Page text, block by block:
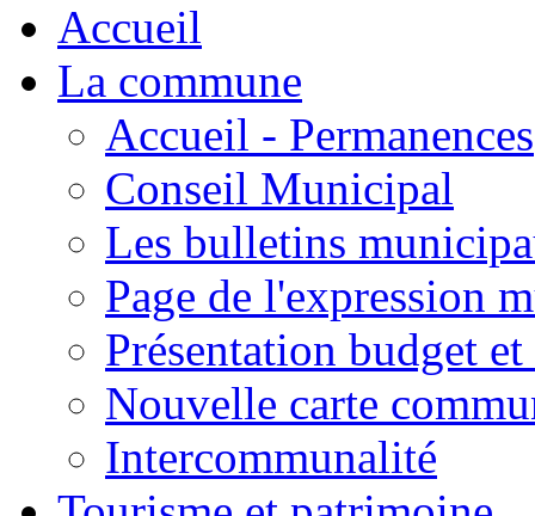
Accueil
La commune
Accueil - Permanences
Conseil Municipal
Les bulletins
Page de l'expression
Présentation budget
Nouvelle carte
Intercommunalité